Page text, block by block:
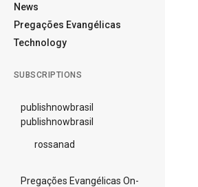
News
Pregações Evangélicas
Technology
SUBSCRIPTIONS
publishnowbrasil
publishnowbrasil
rossanad
Pregações Evangélicas On-